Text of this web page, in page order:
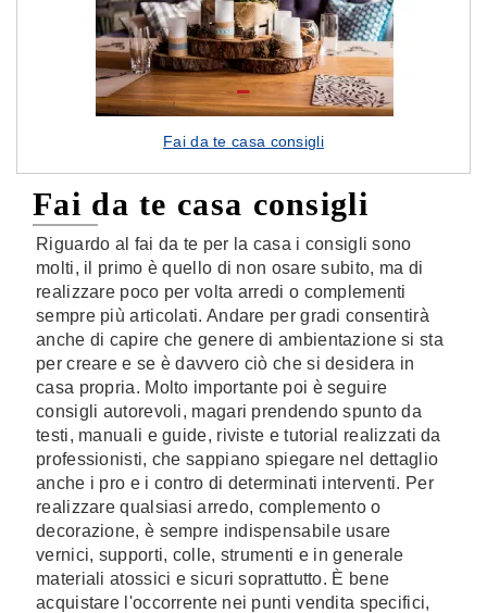
Fai da te casa consigli
Fai da te casa consigli
Riguardo al fai da te per la casa i consigli sono
molti, il primo è quello di non osare subito, ma di
realizzare poco per volta arredi o complementi
sempre più articolati. Andare per gradi consentirà
anche di capire che genere di ambientazione si sta
per creare e se è davvero ciò che si desidera in
casa propria. Molto importante poi è seguire
consigli autorevoli, magari prendendo spunto da
testi, manuali e guide, riviste e tutorial realizzati da
professionisti, che sappiano spiegare nel dettaglio
anche i pro e i contro di determinati interventi. Per
realizzare qualsiasi arredo, complemento o
decorazione, è sempre indispensabile usare
vernici, supporti, colle, strumenti e in generale
materiali atossici e sicuri soprattutto. È bene
acquistare l'occorrente nei punti vendita specifici,